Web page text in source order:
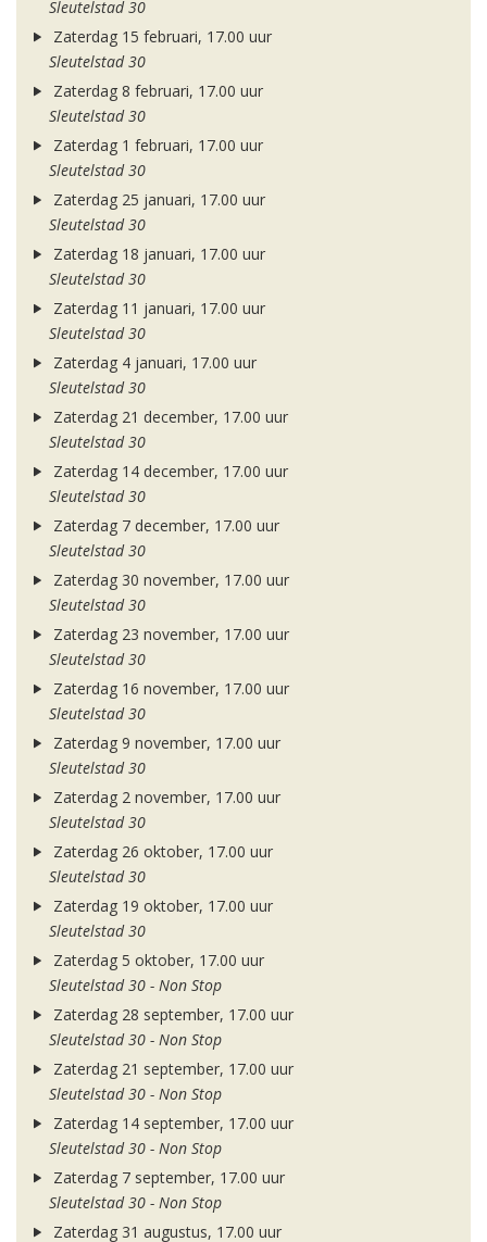
Sleutelstad 30
Zaterdag 15 februari, 17.00 uur
Sleutelstad 30
Zaterdag 8 februari, 17.00 uur
Sleutelstad 30
Zaterdag 1 februari, 17.00 uur
Sleutelstad 30
Zaterdag 25 januari, 17.00 uur
Sleutelstad 30
Zaterdag 18 januari, 17.00 uur
Sleutelstad 30
Zaterdag 11 januari, 17.00 uur
Sleutelstad 30
Zaterdag 4 januari, 17.00 uur
Sleutelstad 30
Zaterdag 21 december, 17.00 uur
Sleutelstad 30
Zaterdag 14 december, 17.00 uur
Sleutelstad 30
Zaterdag 7 december, 17.00 uur
Sleutelstad 30
Zaterdag 30 november, 17.00 uur
Sleutelstad 30
Zaterdag 23 november, 17.00 uur
Sleutelstad 30
Zaterdag 16 november, 17.00 uur
Sleutelstad 30
Zaterdag 9 november, 17.00 uur
Sleutelstad 30
Zaterdag 2 november, 17.00 uur
Sleutelstad 30
Zaterdag 26 oktober, 17.00 uur
Sleutelstad 30
Zaterdag 19 oktober, 17.00 uur
Sleutelstad 30
Zaterdag 5 oktober, 17.00 uur
Sleutelstad 30 - Non Stop
Zaterdag 28 september, 17.00 uur
Sleutelstad 30 - Non Stop
Zaterdag 21 september, 17.00 uur
Sleutelstad 30 - Non Stop
Zaterdag 14 september, 17.00 uur
Sleutelstad 30 - Non Stop
Zaterdag 7 september, 17.00 uur
Sleutelstad 30 - Non Stop
Zaterdag 31 augustus, 17.00 uur